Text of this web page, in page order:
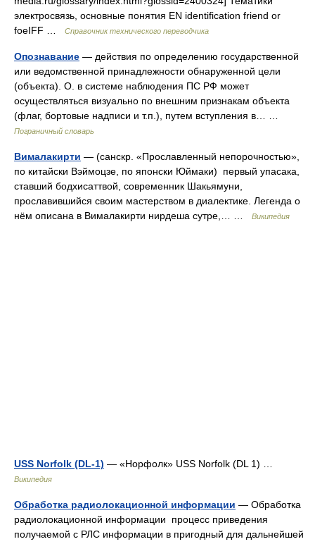
электросвязь, основные понятия EN identification friend or
foeIFF …
Справочник технического переводчика
Опознавание — действия по определению государственной
или ведомственной принадлежности обнаруженной цели
(объекта). О. в системе наблюдения ПС РФ может
осуществляться визуально по внешним признакам объекта
(флаг, бортовые надписи и т.п.), путем вступления в… …
Пограничный словарь
Вималакирти — (санскр. «Прославленный непорочностью»,
по китайски Вэймоцзе, по японски Юймаки) первый упасака,
ставший бодхисаттвой, современник Шакьямуни,
прославившийся своим мастерством в диалектике. Легенда о
нём описана в Вималакирти нирдеша сутре,… …
Википедия
USS Norfolk (DL-1) — «Норфолк» USS Norfolk (DL 1) …
Википедия
Обработка радиолокационной информации — Обработка
радиолокационной информации процесс приведения
получаемой с РЛС информации в пригодный для дальнейшей